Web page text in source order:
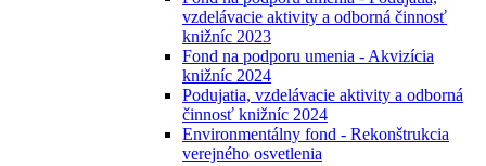
vzdelávacie aktivity a odborná činnosť
knižníc 2023
Fond na podporu umenia - Akvizícia
knižníc 2024
Podujatia, vzdelávacie aktivity a odborná
činnosť knižníc 2024
Environmentálny fond - Rekonštrukcia
verejného osvetlenia